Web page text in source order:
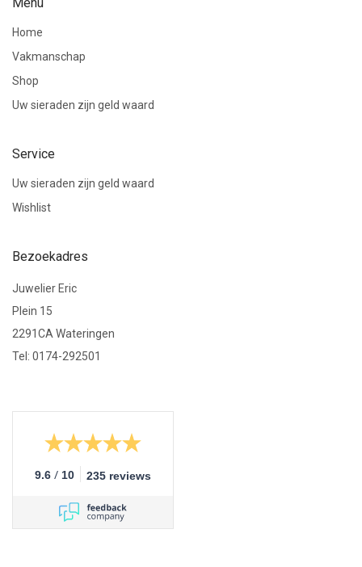
Menu
Home
Vakmanschap
Shop
Uw sieraden zijn geld waard
Service
Uw sieraden zijn geld waard
Wishlist
Bezoekadres
Juwelier Eric
Plein 15
2291CA Wateringen
Tel: 0174-292501
9.6 / 10 235 reviews